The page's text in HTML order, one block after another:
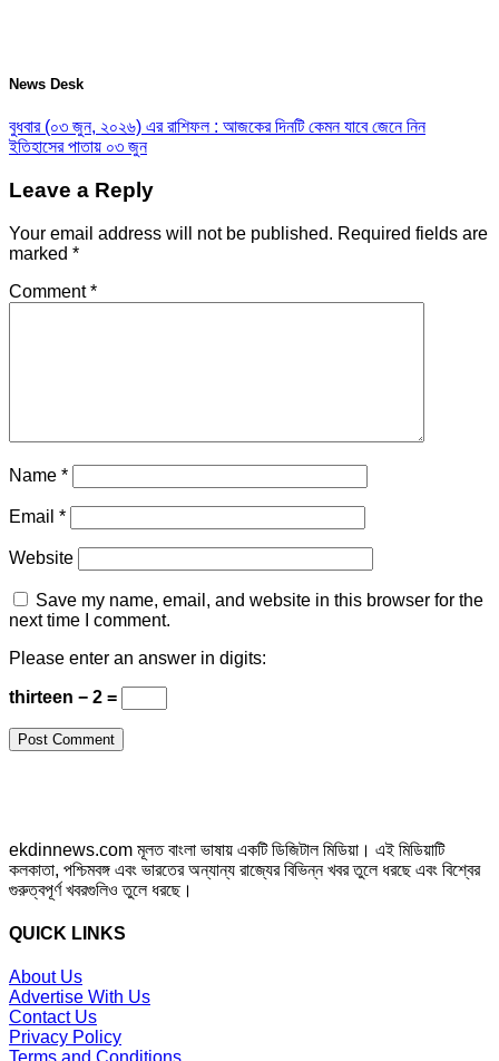
News Desk
বুধবার (০৩ জুন, ২০২৬) এর রাশিফল : আজকের দিনটি কেমন যাবে জেনে নিন
ইতিহাসের পাতায় ০৩ জুন
Leave a Reply
Your email address will not be published. Required fields are
marked *
Comment*
Name *
Email *
Website
Save my name, email, and website in this browser for the
next time I comment.
Please enter an answer in digits:
thirteen − 2 =
ekdinnews.com মূলত বাংলা ভাষায় একটি ডিজিটাল মিডিয়া। এই মিডিয়াটি
কলকাতা, পশ্চিমবঙ্গ এবং ভারতের অন্যান্য রাজ্যের বিভিন্ন খবর তুলে ধরছে এবং বিশ্বের
গুরুত্বপূর্ণ খবরগুলিও তুলে ধরছে।
QUICK LINKS
About Us
Advertise With Us
Contact Us
Privacy Policy